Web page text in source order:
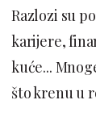
Razlozi su
karijere,
kuće...
što krenu u